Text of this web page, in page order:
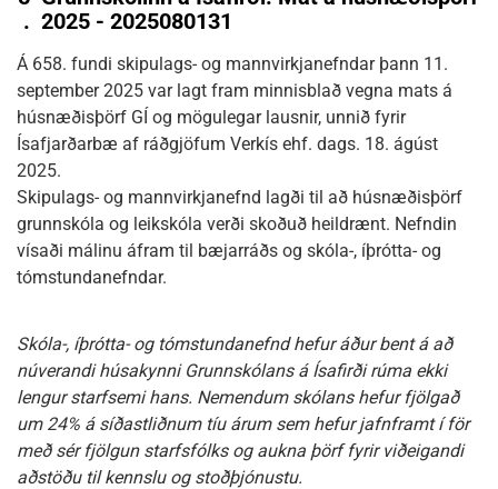
. 2025 - 2025080131
Á 658. fundi skipulags- og mannvirkjanefndar þann 11.
september 2025 var lagt fram minnisblað vegna mats á
húsnæðisþörf GÍ og mögulegar lausnir, unnið fyrir
Ísafjarðarbæ af ráðgjöfum Verkís ehf. dags. 18. ágúst
2025.
Skipulags- og mannvirkjanefnd lagði til að húsnæðisþörf
grunnskóla og leikskóla verði skoðuð heildrænt. Nefndin
vísaði málinu áfram til bæjarráðs og skóla-, íþrótta- og
tómstundanefndar.
Skóla-, íþrótta- og tómstundanefnd hefur áður bent á að
núverandi húsakynni Grunnskólans á Ísafirði rúma ekki
lengur starfsemi hans. Nemendum skólans hefur fjölgað
um 24% á síðastliðnum tíu árum sem hefur jafnframt í för
með sér fjölgun starfsfólks og aukna þörf fyrir viðeigandi
aðstöðu til kennslu og stoðþjónustu.